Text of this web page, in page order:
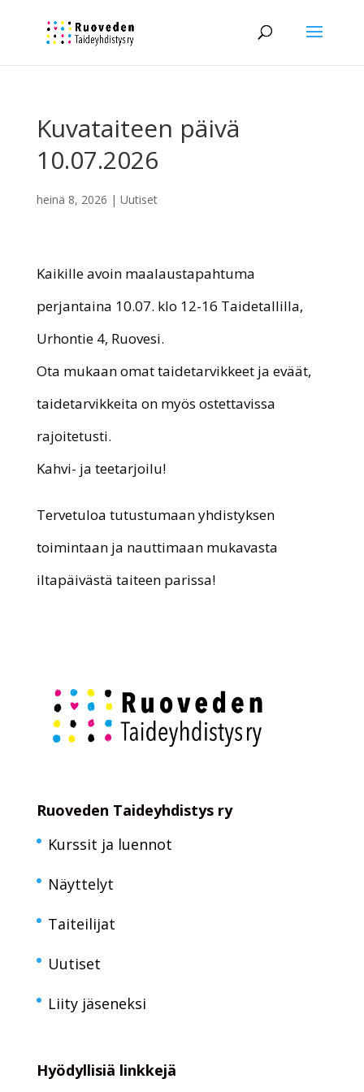
Kuvataiteen päivä
10.07.2026
heinä 8, 2026 | Uutiset
Kaikille avoin maalaustapahtuma
perjantaina 10.07. klo 12-16 Taidetallilla,
Urhontie 4, Ruovesi.
Ota mukaan omat taidetarvikkeet ja eväät,
taidetarvikkeita on myös ostettavissa
rajoitetusti.
Kahvi- ja teetarjoilu!
Tervetuloa tutustumaan yhdistyksen
toimintaan ja nauttimaan mukavasta
iltapäivästä taiteen parissa!
Ruoveden Taideyhdistys ry
Kurssit ja luennot
Näyttelyt
Taiteilijat
Uutiset
Liity jäseneksi
Hyödyllisiä linkkejä